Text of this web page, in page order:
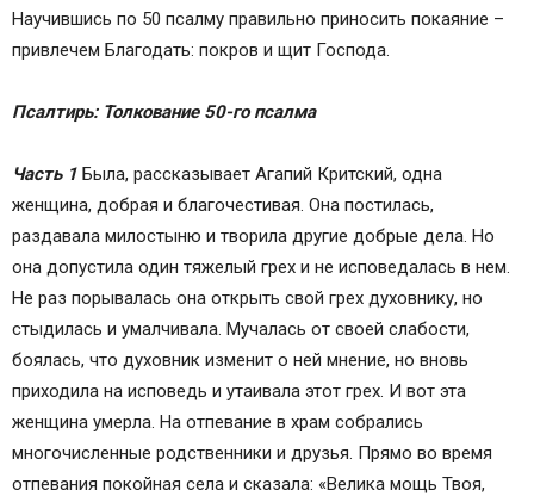
Научившись по 50 псалму правильно приносить покаяние –
привлечем Благодать: покров и щит Господа.
Псалтирь: Толкование 50-го псалма
Часть 1 Была, рассказывает Агапий Критский, одна
женщина, добрая и благочестивая. Она постилась,
раздавала милостыню и творила другие добрые дела. Но
она допустила один тяжелый грех и не исповедалась в нем.
Не раз порывалась она открыть свой грех духовнику, но
стыдилась и умалчивала. Мучалась от своей слабости,
боялась, что духовник изменит о ней мнение, но вновь
приходила на исповедь и утаивала этот грех. И вот эта
женщина умерла. На отпевание в храм собрались
многочисленные родственники и друзья. Прямо во время
отпевания покойная села и сказала: «Велика мощь Твоя,